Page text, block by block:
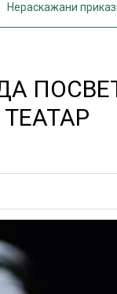
Нераскажани